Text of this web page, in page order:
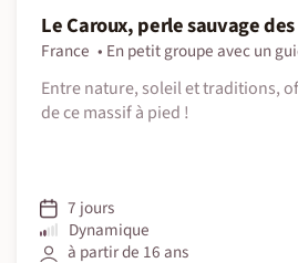
Le Caroux, perle sauvage
France En petit groupe avec un
Entre nature, soleil et traditions,
de ce massif à pied !
7 jours
Dynamique
à partir de 16 ans